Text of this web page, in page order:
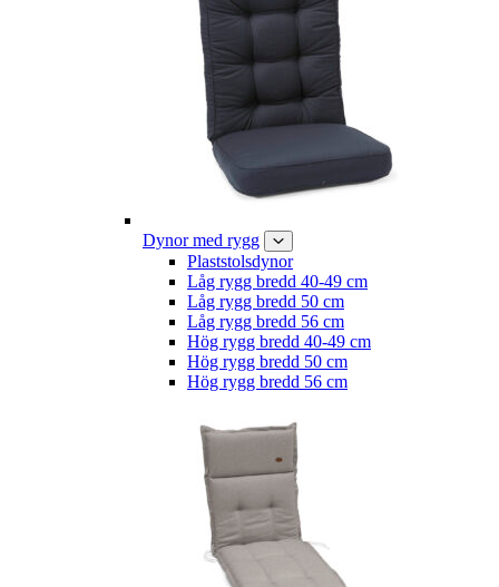
Dynor med rygg
Plaststolsdynor
Låg rygg bredd 40-49 cm
Låg rygg bredd 50 cm
Låg rygg bredd 56 cm
Hög rygg bredd 40-49 cm
Hög rygg bredd 50 cm
Hög rygg bredd 56 cm